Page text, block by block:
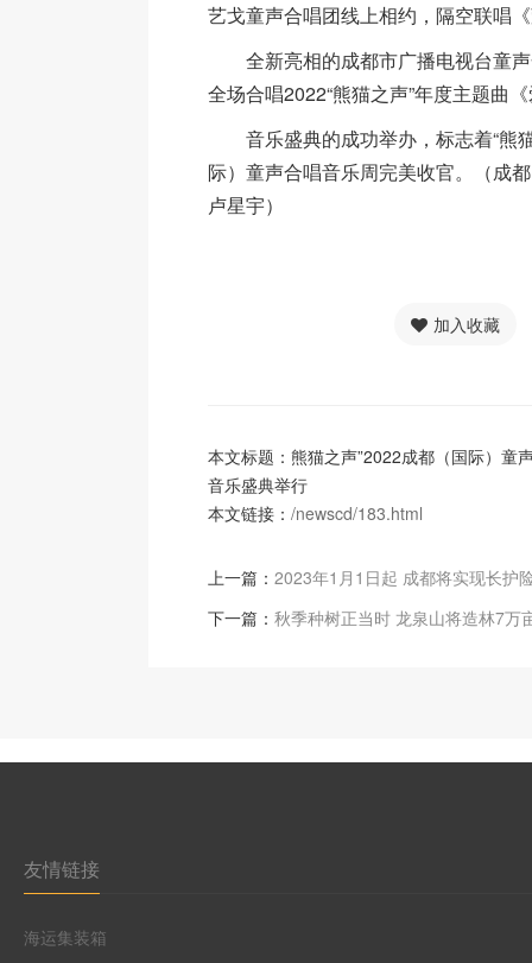
艺戈童声合唱团线上相约，隔空联唱
全新亮相的成都市广播电视台童声
全场合唱2022“熊猫之声”年度主题曲
音乐盛典的成功举办，标志着“熊
际）童声合唱音乐周完美收官。（成
卢星宇）
加入收藏
本文标题：熊猫之声”2022成都（国际）童
音乐盛典举行
本文链接： /newscd/183.html
上一篇： 2023年1月1日起 成都将实现长护
下一篇： 秋季种树正当时 龙泉山将造林7万
友情链接
海运集装箱